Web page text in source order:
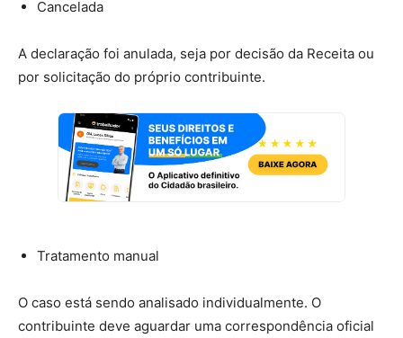
Cancelada
A declaração foi anulada, seja por decisão da Receita ou
por solicitação do próprio contribuinte.
Tratamento manual
O caso está sendo analisado individualmente. O
contribuinte deve aguardar uma correspondência oficial